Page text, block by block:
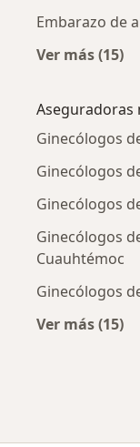
Embarazo de
Ver más (15)
Aseguradoras
Ginecólogos
Ginecólogos
Ginecólogos
Ginecólogos
Cuauhtémoc
Ginecólogos
Ver más (15)